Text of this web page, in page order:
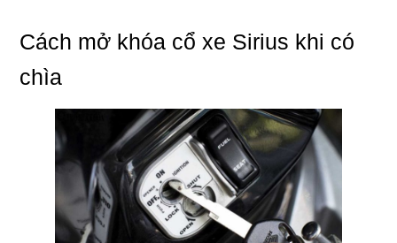
Cách mở khóa cổ xe Sirius khi có
chìa